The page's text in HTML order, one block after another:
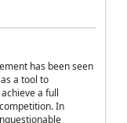
has been seen
a tool to
a full
In